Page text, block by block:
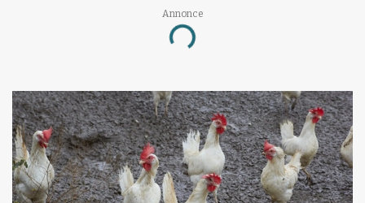
Annonce
Loading...